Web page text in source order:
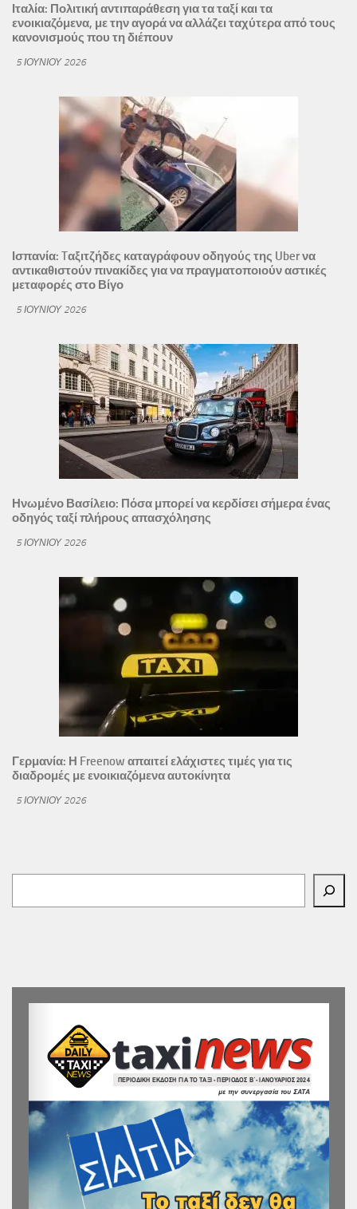
Ιταλία: Πολιτική αντιπαράθεση για τα ταξί και τα
ενοικιαζόμενα, με την αγορά να αλλάζει ταχύτερα από τους
κανονισμούς που τη διέπουν
5 ΙΟΥΝΊΟΥ 2026
Ισπανία: Tαξιτζήδες καταγράφουν οδηγούς της Uber να
αντικαθιστούν πινακίδες για να πραγματοποιούν αστικές
μεταφορές στο Βίγο
5 ΙΟΥΝΊΟΥ 2026
Ηνωμένο Βασίλειο: Πόσα μπορεί να κερδίσει σήμερα ένας
οδηγός ταξί πλήρους απασχόλησης
5 ΙΟΥΝΊΟΥ 2026
Γερμανία: Η Freenow απαιτεί ελάχιστες τιμές για τις
διαδρομές με ενοικιαζόμενα αυτοκίνητα
5 ΙΟΥΝΊΟΥ 2026